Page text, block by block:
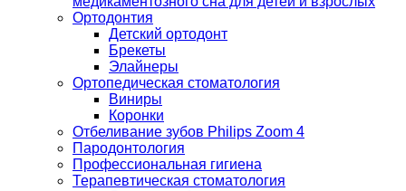
Ортодонтия
Детский ортодонт
Брекеты
Элайнеры
Ортопедическая стоматология
Виниры
Коронки
Отбеливание зубов Philips Zoom 4
Пародонтология
Профессиональная гигиена
Терапевтическая стоматология